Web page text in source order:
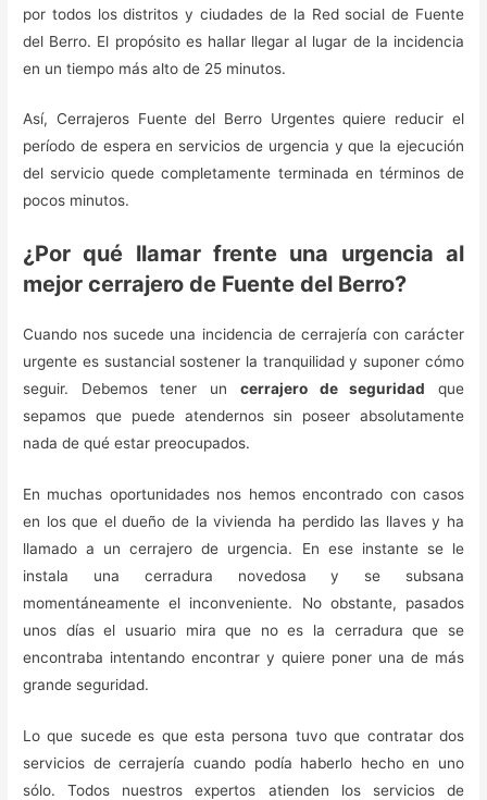
por todos los distritos y ciudades de la Red social de Fuente
del Berro. El propósito es hallar llegar al lugar de la incidencia
en un tiempo más alto de 25 minutos.
Así, Cerrajeros Fuente del Berro Urgentes quiere reducir el
período de espera en servicios de urgencia y que la ejecución
del servicio quede completamente terminada en términos de
pocos minutos.
¿Por qué llamar frente una urgencia al
mejor cerrajero de Fuente del Berro?
Cuando nos sucede una incidencia de cerrajería con carácter
urgente es sustancial sostener la tranquilidad y suponer cómo
seguir. Debemos tener un cerrajero de seguridad que
sepamos que puede atendernos sin poseer absolutamente
nada de qué estar preocupados.
En muchas oportunidades nos hemos encontrado con casos
en los que el dueño de la vivienda ha perdido las llaves y ha
llamado a un cerrajero de urgencia. En ese instante se le
instala una cerradura novedosa y se subsana
momentáneamente el inconveniente. No obstante, pasados
unos días el usuario mira que no es la cerradura que se
encontraba intentando encontrar y quiere poner una de más
grande seguridad.
Lo que sucede es que esta persona tuvo que contratar dos
servicios de cerrajería cuando podía haberlo hecho en uno
sólo. Todos nuestros expertos atienden los servicios de